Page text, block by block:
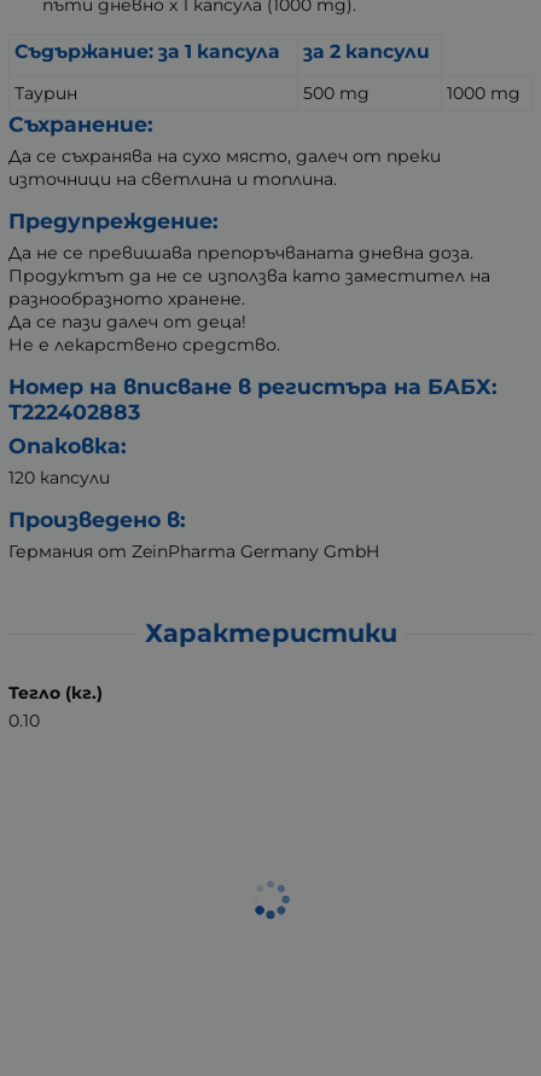
пъти дневно х 1 капсула (1000 mg).
Съдържание: за 1 капсула за 2 капсули
Таурин 500 mg 1000 mg
Съхранение:
Да се съхранява на сухо място, далеч от преки
източници на светлина и топлина.
Предупреждение:
Да не се превишава препоръчваната дневна доза.
Продуктът да не се използва като заместител на
разнообразното хранене.
Да се пази далеч от деца!
Не е лекарствено средство.
Номер на вписване в регистъра на БАБХ:
Т222402883
Опаковка:
120 капсули
Произведено в:
Германия от ZeinPharma Germany GmbH
Характеристики
Тегло (кг.)
0.10